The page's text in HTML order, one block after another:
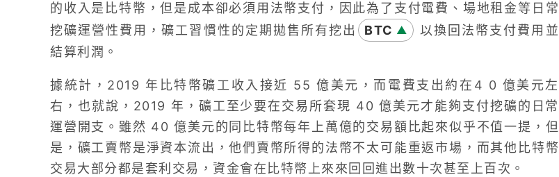
的收入是比特幣，但是成本卻必須用法幣支付，因此為了支付電費、場地租金等日常
挖礦運營性費用，礦工習慣性的定期拋售所有挖出
BTC ▲
以換回法幣支付費用並
結算利潤。
據統計，2019 年比特幣礦工收入接近 55 億美元，而電費支出約在4 0 億美元左
右，也就說，2019 年，礦工至少要在交易所套現 40 億美元才能夠支付挖礦的日常
運營開支。雖然 40 億美元的同比特幣每年上萬億的交易額比起來似乎不值一提，但
是，礦工賣幣是淨資本流出，他們賣幣所得的法幣不太可能重返市場，而其他比特幣
交易大部分都是套利交易，資金會在比特幣上來來回回進出數十次甚至上百次。